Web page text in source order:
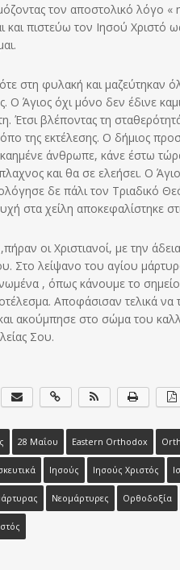
τον αποστολικό λόγο «
και πιστεύω τον Ιησού
στη φυλακή και μαζεύτηκαν
Ο Άγιος όχι μόνο δεν έδινε
Έτσι βλέποντας τη
της εκτέλεσης. Ο δήμιος
άνθρωπε, κάνε έστω
και θα σε ελεήσει. Ο
δε πάλι τον Τριαδικό
στα χείλη αποκεφαλίστηκε
οι Χριστιανοί, με την
Στο λείψανο του αγίου
, όπως κάνουμε το
Αποφάσισαν τελικά να
ακούμπησε στο σώμα του
Σου.
28 Μαΐου Eastern Orthodox
Ιησούς Ιησούς Χριστός
Νεομάρτυρες Ορθοδοξία